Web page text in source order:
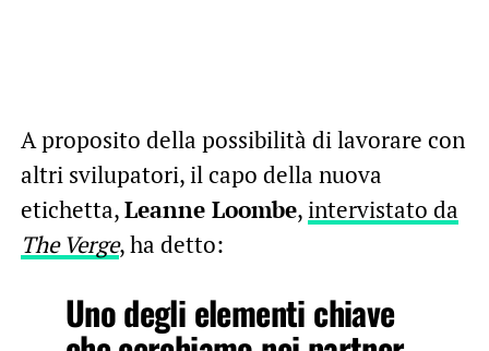
A proposito della possibilità di lavorare con
altri svilupatori, il capo della nuova
etichetta,Leanne Loombe, intervistato da
The Verge, ha detto:
Uno degli elementi chiave